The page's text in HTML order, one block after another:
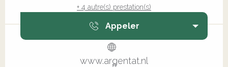
+ 4 autre(s) prestation(s)
Appeler
www.argentat.nl